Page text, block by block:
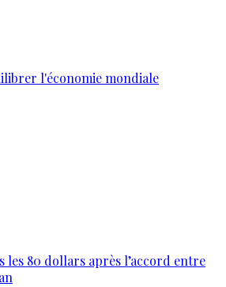
l'économie mondiale
les 80 dollars après l’accord entre